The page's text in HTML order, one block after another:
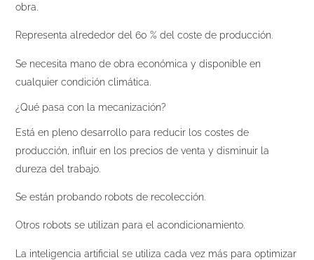
obra.
Representa alrededor del 60 % del coste de producción.
Se necesita mano de obra económica y disponible en
cualquier condición climática.
¿Qué pasa con la mecanización?
Está en pleno desarrollo para reducir los costes de
producción, influir en los precios de venta y disminuir la
dureza del trabajo.
Se están probando robots de recolección.
Otros robots se utilizan para el acondicionamiento.
La inteligencia artificial se utiliza cada vez más para optimizar